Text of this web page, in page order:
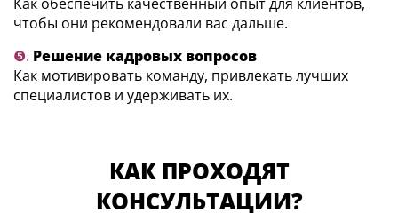
чтобы они рекомендовали вас дальше.
❺. Решение кадровых вопросов
Как мотивировать команду, привлекать лучших
специалистов и удерживать их.
КАК ПРОХОДЯТ
КОНСУЛЬТАЦИИ?